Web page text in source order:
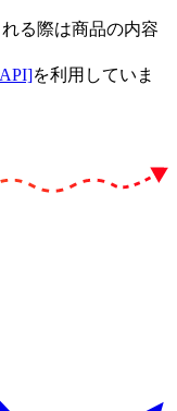
れる際は商品の内容
を利用していま